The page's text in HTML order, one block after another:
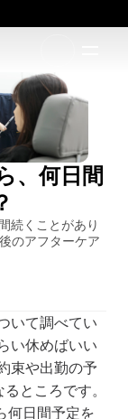
、何日間
続くことがあり
のアフターケア
いて調べてい
い休めばいい
束や出勤の予
ところです。
何日間予定を
の高い効果